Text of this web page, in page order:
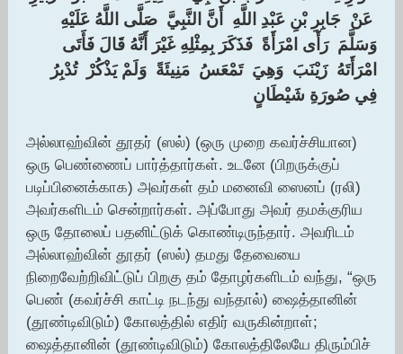
‏ ‏عَنْ ‏ ‏جَابِرِ بْنِ عَبْدِ اللَّهِ ‏ ‏أَنَّ النَّبِيَّ ‏ ‏صَلَّى اللَّهُ عَلَيْهِ
وَسَلَّمَ ‏ ‏رَأَى امْرَأَةً ‏ ‏فَذَكَرَ بِمِثْلِهِ غَيْرَ أَنَّهُ قَالَ فَأَتَى
امْرَأَتَهُ ‏ ‏زَيْنَبَ ‏ ‏وَهِيَ ‏ ‏تَمْعَسُ ‏ ‏مَنِيئَةً ‏ ‏وَلَمْ يَذْكُرْ ‏ ‏تُدْبِرُ ‏
‏فِي صُورَةِ شَيْطَانٍ
அல்லாஹ்வின் தூதர் (ஸல்) (ஒரு முறை கவர்ச்சியான)
ஒரு பெண்ணைப் பார்த்தார்கள். உடனே (பிறருக்குப்
படிப்பினைக்காக) அவர்கள் தம் மனைவி ஸைனப் (ரலி)
அவர்களிடம் சென்றார்கள். அப்போது அவர் தமக்குரிய
ஒரு தோலைப் பதனிட்டுக் கொண்டிருந்தார். அவரிடம்
அல்லாஹ்வின் தூதர் (ஸல்) தமது தேவையை
நிறைவேற்றிவிட்டுப் பிறகு தம் தோழர்களிடம் வந்து, “ஒரு
பெண் (கவர்ச்சி காட்டி நடந்து வந்தால்) ஷைத்தானின்
(தூண்டிவிடும்) கோலத்தில் எதிர் வருகின்றாள்;
ஷைத்தானின் (தூண்டிவிடும்) கோலத்திலேயே திரும்பிச்